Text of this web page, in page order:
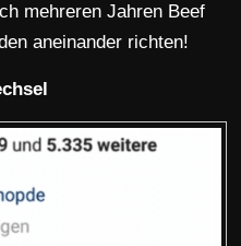
mehreren Jahren Beef
aneinander richten!